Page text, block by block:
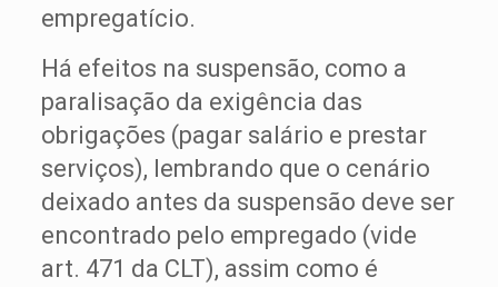
empregatício.
Há efeitos na suspensão, como a
paralisação da exigência das
obrigações (pagar salário e prestar
serviços), lembrando que o cenário
deixado antes da suspensão deve ser
encontrado pelo empregado (vide
art. 471 da CLT), assim como é